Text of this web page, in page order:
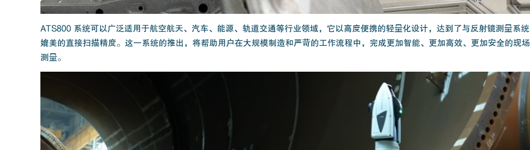
ATS800 系统可以广泛适用于航空航天、汽车、能源、轨道交通等行业领域，它以高度便携的轻量化设计，达到了与反射镜测量系统
媲美的直接扫描精度。这一系统的推出，将帮助用户在大规模制造和严苛的工作流程中，完成更加智能、更加高效、更加安全的现场
测量。